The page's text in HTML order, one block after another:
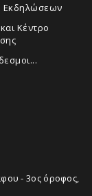
Εκδηλώσεων
Κέντρο
- 3ος όροφος,